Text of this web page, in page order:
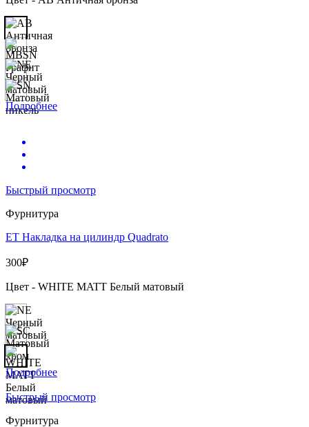
Подробнее
Быстрый просмотр
Фурнитура
ET Накладка на цилиндр Quadrato
300₽
Цвет - WHITE MATT Белый матовый
Подробнее
Быстрый просмотр
Фурнитура